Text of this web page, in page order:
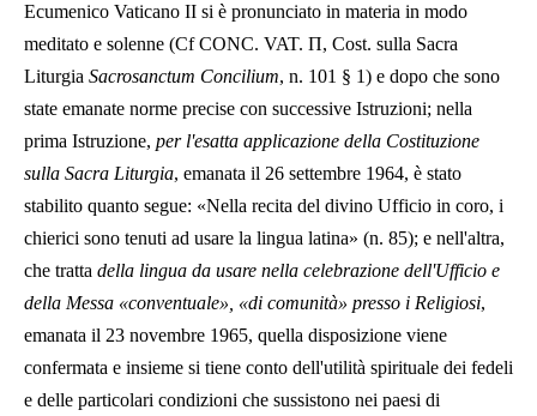
Ecumenico Vaticano II si è pronunciato in materia in modo
meditato e solenne (Cf CONC. VAT. П, Cost. sulla Sacra
Liturgia Sacrosanctum Concilium, n. 101 § 1) e dopo che sono
state emanate norme precise con successive Istruzioni; nella
prima Istruzione, per l'esatta applicazione della Costituzione
sulla Sacra Liturgia, emanata il 26 settembre 1964, è stato
stabilito quanto segue: «Nella recita del divino Ufficio in coro, i
chierici sono tenuti ad usare la lingua latina» (n. 85); e nell'altra,
che tratta della lingua da usare nella celebrazione dell'Ufficio e
della Messa «conventuale», «di comunità» presso i Religiosi,
emanata il 23 novembre 1965, quella disposizione viene
confermata e insieme si tiene conto dell'utilità spirituale dei fedeli
e delle particolari condizioni che sussistono nei paesi di